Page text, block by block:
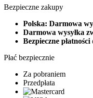
Bezpieczne zakupy
Polska: Darmowa
Darmowa wysyłka
Bezpieczne płatności
Płać bezpiecznie
Za pobraniem
Przedpłata